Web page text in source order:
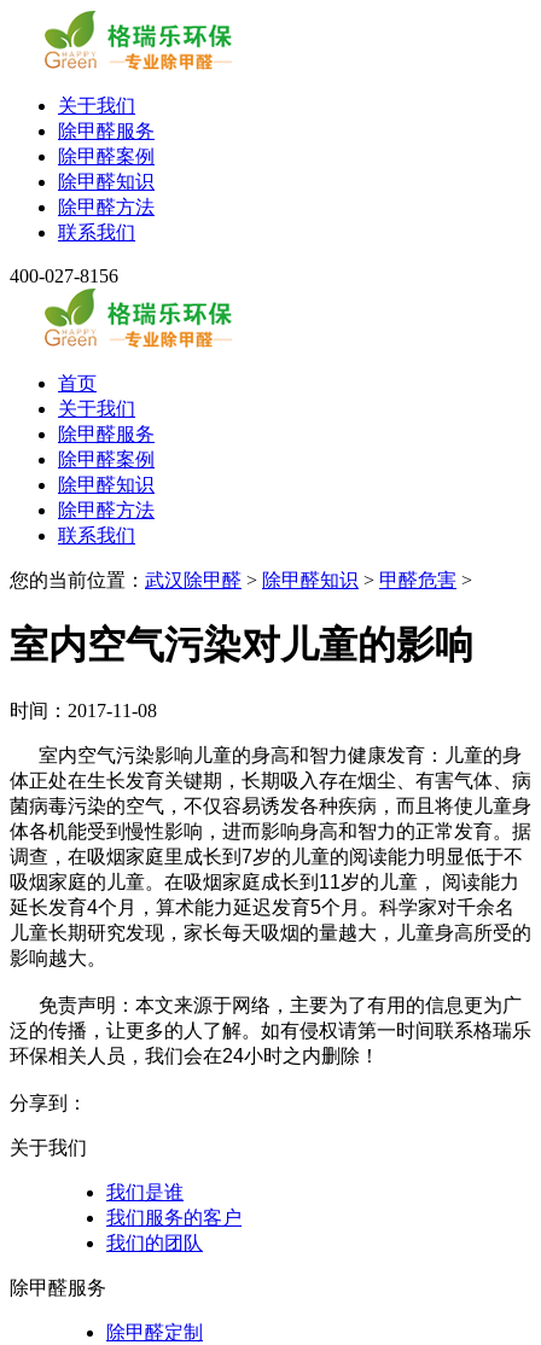
关于我们
除甲醛服务
除甲醛案例
除甲醛知识
除甲醛方法
联系我们
400-027-8156
首页
关于我们
除甲醛服务
除甲醛案例
除甲醛知识
除甲醛方法
联系我们
您的当前位置： 武汉除甲醛 > 除甲醛知识 > 甲醛危害 >
室内空气污染对儿童的影响
时间：2017-11-08
室内空气污染影响儿童的身高和智力健康发育：儿童的身
体正处在生长发育关键期，长期吸入存在烟尘、有害气体、病
菌病毒污染的空气，不仅容易诱发各种疾病，而且将使儿童身
体各机能受到慢性影响，进而影响身高和智力的正常发育。据
调查，在吸烟家庭里成长到7岁的儿童的阅读能力明显低于不
吸烟家庭的儿童。在吸烟家庭成长到11岁的儿童， 阅读能力
延长发育4个月，算术能力延迟发育5个月。科学家对千余名
儿童长期研究发现，家长每天吸烟的量越大，儿童身高所受的
影响越大。
免责声明：本文来源于网络，主要为了有用的信息更为广
泛的传播，让更多的人了解。如有侵权请第一时间联系格瑞乐
环保相关人员，我们会在24小时之内删除！
分享到：
关于我们
我们是谁
我们服务的客户
我们的团队
除甲醛服务
除甲醛定制